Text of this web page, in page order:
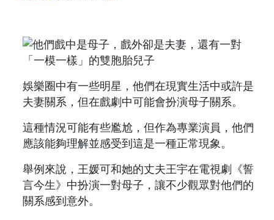
娛樂圈中有一些明星，他們在現實生活中或許是
夫妻關系，但在戲劇中可能會扮演母子關系。
這種情況可能有些尷尬，但作為專業演員，他們
應該能夠理解並感受到這是一種正常現象。
舉例來說，王媛可和她的丈夫王宇在電視劇《誓
言今生》中扮演一對母子，讓不少觀眾對他們的
關系感到意外。